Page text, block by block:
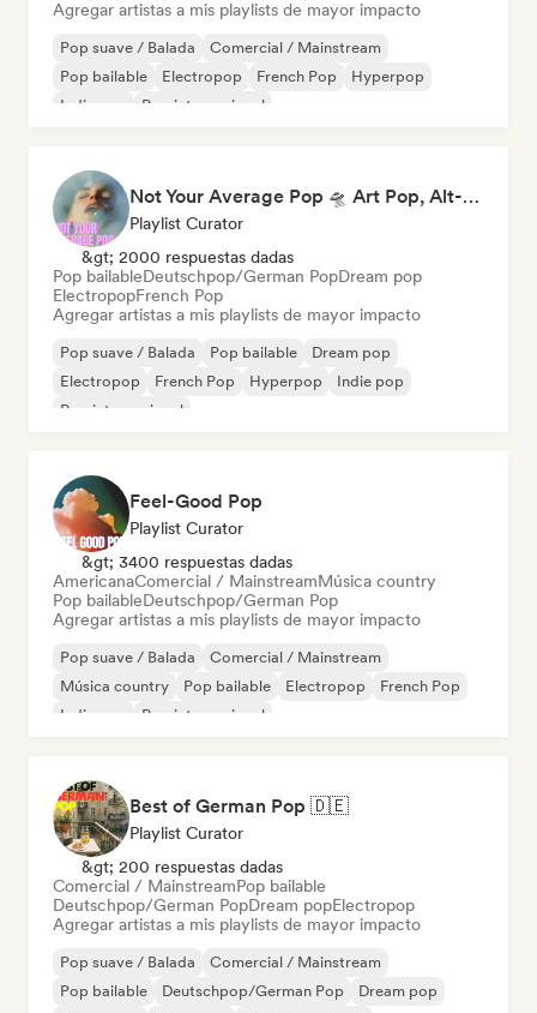
Agregar artistas a mis playlists de mayor impacto
Pop suave / Balada
Comercial / Mainstream
Pop bailable
Electropop French Pop
Hyperpop
Indie pop
Pop internacional
Not Your Average Pop 🛸 Art Pop, Alt-Pop & Indie Pop
Playlist Curator
&gt; 2000 respuestas dadas
Pop bailableDeutschpop/German PopDream pop
ElectropopFrench Pop
Agregar artistas a mis playlists de mayor impacto
Pop suave / Balada Pop bailable
Dream pop
Electropop
French Pop Hyperpop
Indie pop
Pop internacional
Feel-Good Pop
Playlist Curator
&gt; 3400 respuestas dadas
AmericanaComercial / MainstreamMúsica country
Pop bailableDeutschpop/German Pop
Agregar artistas a mis playlists de mayor impacto
Pop suave / Balada
Comercial / Mainstream
Música country
Pop bailable Electropop
French Pop
Indie pop
Pop internacional
Best of German Pop 🇩🇪
Playlist Curator
&gt; 200 respuestas dadas
Comercial / MainstreamPop bailable
Deutschpop/German PopDream popElectropop
Agregar artistas a mis playlists de mayor impacto
Pop suave / Balada
Comercial / Mainstream
Pop bailable
Deutschpop/German Pop
Dream pop